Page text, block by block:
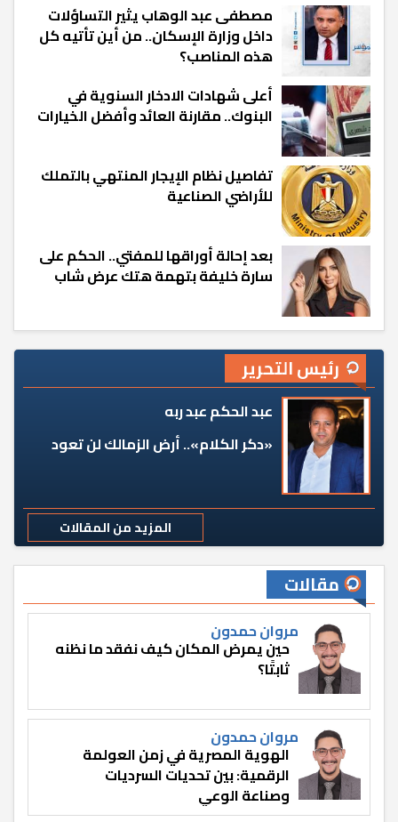
مصطفى عبد الوهاب يثير التساؤلات
داخل وزارة الإسكان.. من أين تأتيه كل
هذه المناصب؟
أعلى شهادات الادخار السنوية في
البنوك.. مقارنة العائد وأفضل الخيارات
تفاصيل نظام الإيجار المنتهي بالتملك
للأراضي الصناعية
بعد إحالة أوراقها للمفتي.. الحكم على
سارة خليفة بتهمة هتك عرض شاب
رئيس التحرير
عبد الحكم عبد ربه
«دكر الكلام».. أرض الزمالك لن تعود
المزيد من المقالات
مقالات
مروان حمدون
حين يمرض المكان كيف نفقد ما نظنه
ثابتًا؟
مروان حمدون
الهوية المصرية في زمن العولمة
الرقمية: بين تحديات السرديات
وصناعة الوعي